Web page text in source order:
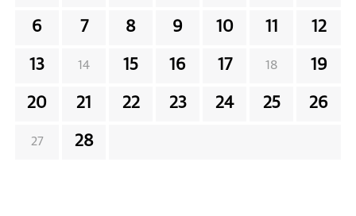
6 7 8 9 10 11 12
13 14 15 16 17 18 19
20 21 22 23 24 25 26
27 28